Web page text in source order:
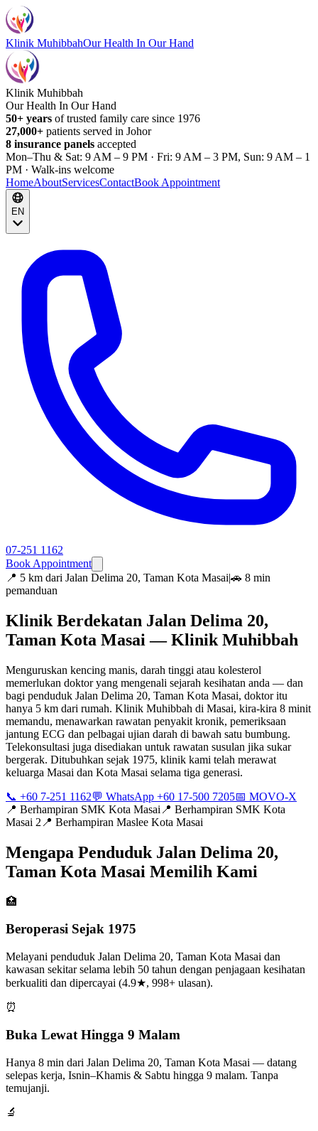
Klinik MuhibbahOur Health In Our Hand
Klinik Muhibbah
Our Health In Our Hand
50+ years of trusted family care since 1976
27,000+ patients served in Johor
8 insurance panels accepted
Mon–Thu & Sat: 9 AM – 9 PM · Fri: 9 AM – 3 PM, Sun: 9 AM – 1
PM · Walk-ins welcome
HomeAboutServicesContactBook Appointment
EN
07-251 1162
Book Appointment
📍 5 km dari Jalan Delima 20, Taman Kota Masai|🚗 8 min
pemanduan
Klinik Berdekatan Jalan Delima 20,
Taman Kota Masai — Klinik Muhibbah
Menguruskan kencing manis, darah tinggi atau kolesterol
memerlukan doktor yang mengenali sejarah kesihatan anda — dan
bagi penduduk Jalan Delima 20, Taman Kota Masai, doktor itu
hanya 5 km dari rumah. Klinik Muhibbah di Masai, kira-kira 8 minit
memandu, menawarkan rawatan penyakit kronik, pemeriksaan
jantung ECG dan pelbagai ujian darah di bawah satu bumbung.
Telekonsultasi juga disediakan untuk rawatan susulan jika sukar
bergerak. Ditubuhkan sejak 1975, klinik kami telah merawat
keluarga Masai dan Kota Masai selama tiga generasi.
📞 +60 7-251 1162💬 WhatsApp +60 17-500 7205📅 MOVO-X
📍 Berhampiran SMK Kota Masai 📍 Berhampiran SMK Kota
Masai 2 📍 Berhampiran Maslee Kota Masai
Mengapa Penduduk Jalan Delima 20,
Taman Kota Masai Memilih Kami
🏥
Beroperasi Sejak 1975
Melayani penduduk Jalan Delima 20, Taman Kota Masai dan
kawasan sekitar selama lebih 50 tahun dengan penjagaan kesihatan
berkualiti dan dipercayai (4.9★, 998+ ulasan).
⏰
Buka Lewat Hingga 9 Malam
Hanya 8 min dari Jalan Delima 20, Taman Kota Masai — datang
selepas kerja, Isnin–Khamis & Sabtu hingga 9 malam. Tanpa
temujanji.
🔬